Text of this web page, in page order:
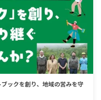
ックを創り、地域の営みを守